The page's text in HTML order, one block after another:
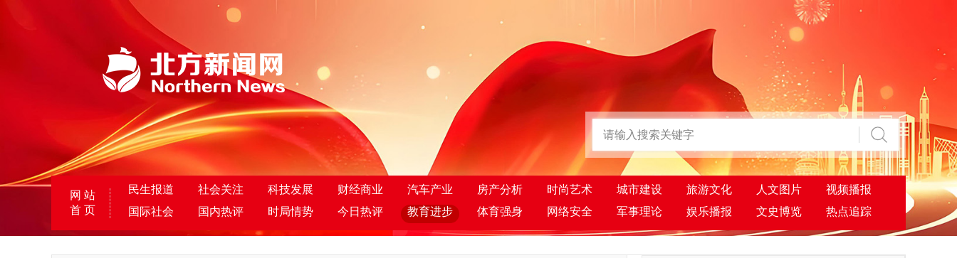
网 站
首 页
民生报道 社会关注 科技发展 财经商业 汽车产业 房产分析 时尚艺术 城市建设 旅游文化 人文图片
视频播报
国际社会
国内热评 时局情势 今日热评 教育进步 体育强身 网络安全 军事理论 娱乐播报 文史博览 热点追踪